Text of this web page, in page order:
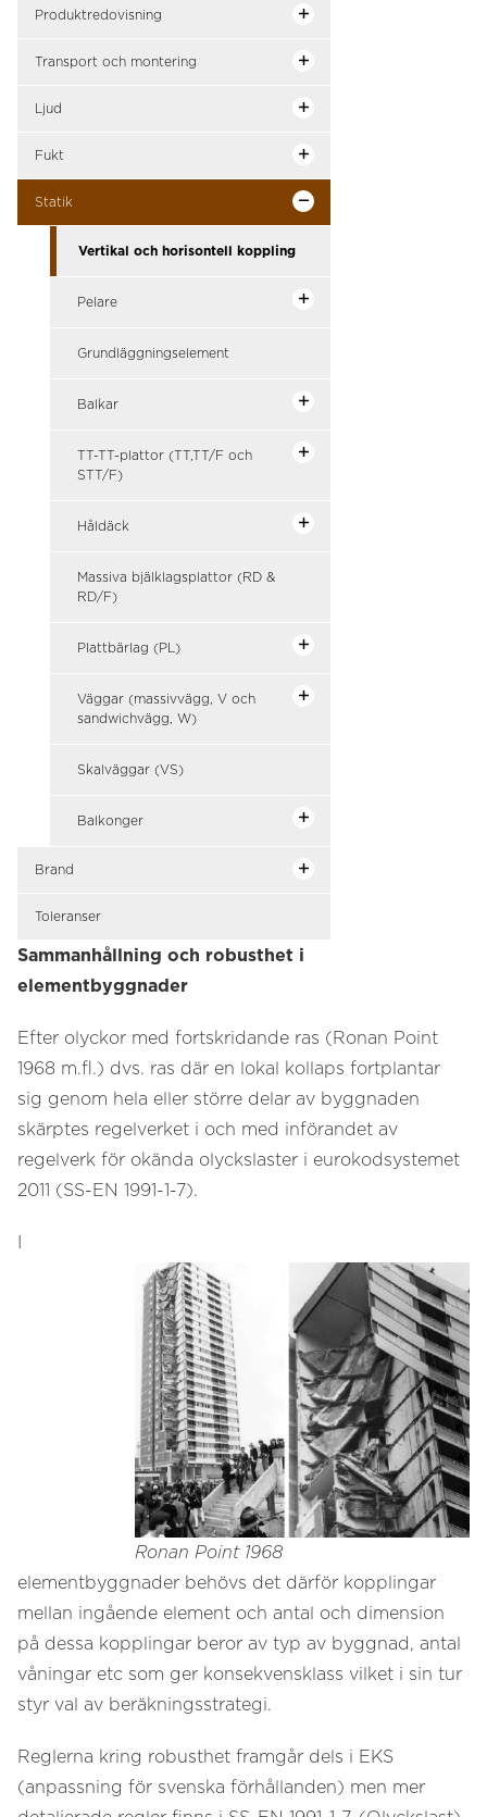
Produktredovisning
Transport och montering
Ljud
Fukt
Statik
Vertikal och horisontell koppling
Pelare
Grundläggningselement
Balkar
TT-TT-plattor (TT,TT/F och
STT/F)
Håldäck
Massiva bjälklagsplattor (RD &
RD/F)
Plattbärlag (PL)
Väggar (massivvägg, V och
sandwichvägg, W)
Skalväggar (VS)
Balkonger
Brand
Toleranser
Sammanhållning och robusthet i
elementbyggnader
Efter olyckor med fortskridande ras (Ronan Point
1968 m.fl.) dvs. ras där en lokal kollaps fortplantar
sig genom hela eller större delar av byggnaden
skärptes regelverket i och med införandet av
regelverk för okända olyckslaster i eurokodsystemet
2011 (SS-EN 1991-1-7).
Ronan Point 1968
elementbyggnader behövs det därför kopplingar
mellan ingående element och antal och dimension
på dessa kopplingar beror av typ av byggnad, antal
våningar etc som ger konsekvensklass vilket i sin tur
styr val av beräkningsstrategi.
Reglerna kring robusthet framgår dels i EKS
(anpassning för svenska förhållanden) men mer